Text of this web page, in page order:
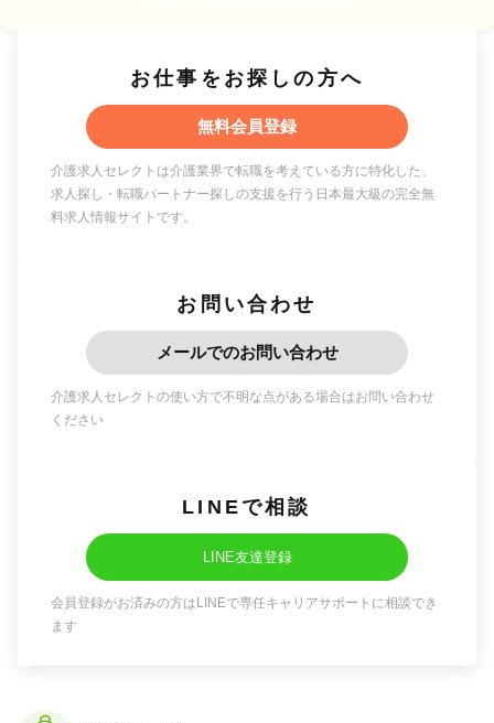
お仕事をお探しの方へ
無料会員登録
介護求人セレクトは介護業界で転職を考えている方に特化した、
求人探し・転職パートナー探しの支援を行う日本最大級の完全無
料求人情報サイトです。
お問い合わせ
メールでのお問い合わせ
介護求人セレクトの使い方で不明な点がある場合はお問い合わせ
ください
LINEで相談
LINE友達登録
会員登録がお済みの方はLINEで専任キャリアサポートに相談でき
ます